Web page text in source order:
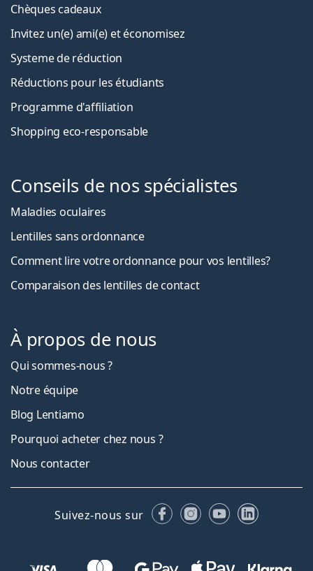
Chèques cadeaux
Invitez un(e) ami(e) et économisez
Systeme de réduction
Réductions pour les étudiants
Programme d'affiliation
Shopping eco-responsable
Conseils de nos spécialistes
Maladies oculaires
Lentilles sans ordonnance
Comment lire votre ordonnance pour vos lentilles?
Comparaison des lentilles de contact
À propos de nous
Qui sommes-nous ?
Notre équipe
Blog Lentiamo
Pourquoi acheter chez nous ?
Nous contacter
Suivez-nous sur FacebookInstagram
YouTubeLinkedIn